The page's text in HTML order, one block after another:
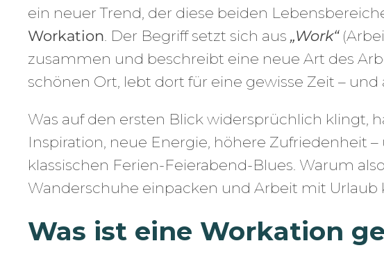
ein neuer Trend, der diese beiden
Workation. Der Begriff setzt sich aus „Work“
zusammen und beschreibt eine neue Art des
schönen Ort, lebt dort für eine gewisse Zeit –
Was auf den ersten Blick widersprüchlich klingt,
Inspiration, neue Energie, höhere Zufriedenheit
klassischen Ferien-Feierabend-Blues. Warum
Wanderschuhe einpacken und Arbeit mit Urlaub
Was ist eine Workation